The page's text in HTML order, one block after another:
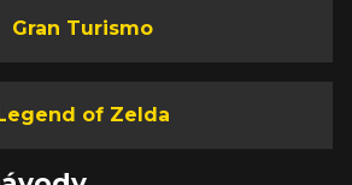
Gran Turismo
of Zelda